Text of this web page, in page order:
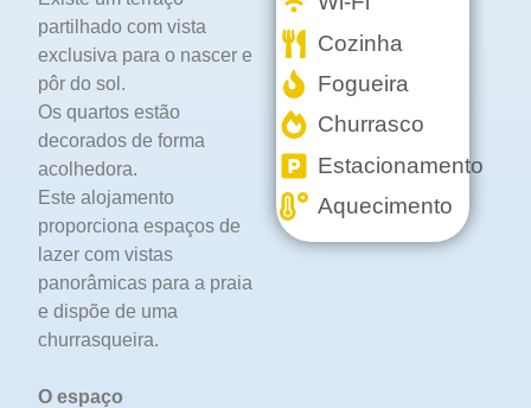
partilhado com vista
exclusiva para o nascer e
pôr do sol.
Os quartos estão
decorados de forma
acolhedora.
Este alojamento
proporciona espaços de
lazer com vistas
panorâmicas para a praia
e dispõe de uma
churrasqueira.
O espaço
Cozinha
Fogueira
Churrasco
Estacionamento
Aquecimento